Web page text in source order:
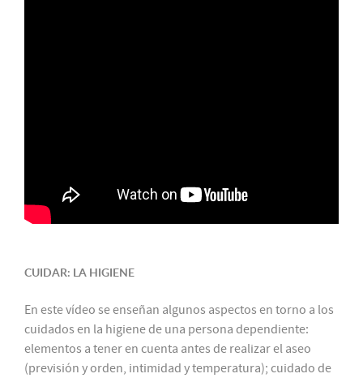
CUIDAR: LA HIGIENE
En este vídeo se enseñan algunos aspectos en torno a los
cuidados en la higiene de una persona dependiente:
elementos a tener en cuenta antes de realizar el aseo
(previsión y orden, intimidad y temperatura); cuidado de